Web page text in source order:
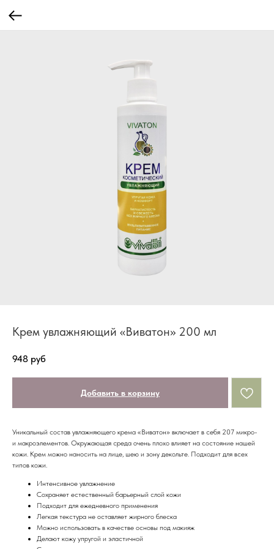
Крем увлажняющий «Виватон» 200 мл
948 руб
Добавить в корзину
Уникальный состав увлажняющего крема «Виватон» включает в себя 207 микро-
и макроэлементов. Окружающая среда очень плохо влияет на состояние нашей
кожи. Крем можно наносить на лице, шею и зону декольте. Подходит для всех
типов кожи.
Интенсивное увлажнение
Сохраняет естественный барьерный слой кожи
Подходит для ежедневного применения
Легкая текстура не оставляет жирного блеска
Можно использовать в качестве основы под макияж
Делают кожу упругой и эластичной